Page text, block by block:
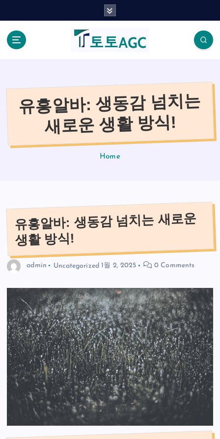
유흥알바: 생동감 넘치는
새로운 생활 방식!
Home
유흥알바: 생동감 넘치는 새로운
생활 방식!
admin Uncategorized 1월 2, 2025 0 Comments